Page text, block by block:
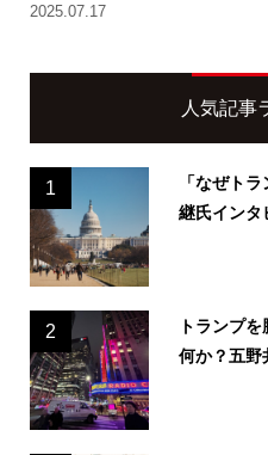
2025.07.17
人気記事
1
「なぜト
継氏インタ
2
トランプ
何か？五野